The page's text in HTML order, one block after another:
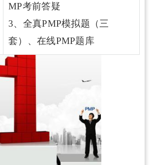
MP考前答疑
3、全真PMP模拟题（三
套）、在线PMP题库